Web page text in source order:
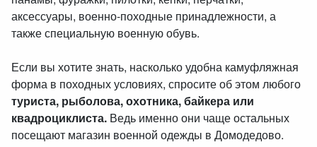
аксессуары, военно-походные принадлежности, а
также специальную военную обувь.
Если вы хотите знать, насколько удобна камуфляжная
форма в походных условиях, спросите об этом любого
туриста, рыболова, охотника, байкера или
квадроциклиста. Ведь именно они чаще остальных
посещают магазин военной одежды в Домодедово.